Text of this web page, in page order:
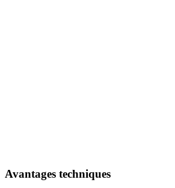
Avantages techniques